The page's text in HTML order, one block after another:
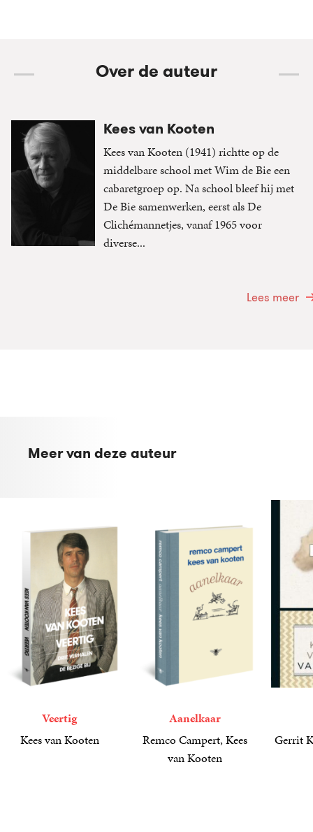
Over de auteur
Kees van Kooten
Kees van Kooten (1941) richtte op de
middelbare school met Wim de Bie een
cabaretgroep op. Na school bleef hij met
De Bie samenwerken, eerst als De
Clichémannetjes, vanaf 1965 voor
diverse...
Lees meer
Meer van deze auteur
Veertig
Kees van Kooten
Aanelkaar
Remco Campert, Kees
van Kooten
Gerrit